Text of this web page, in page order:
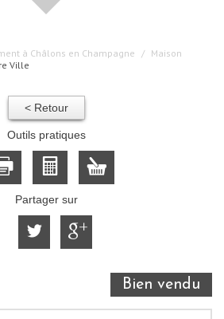
à Châlons en Champagne
Maison
Ville
< Retour
Outils pratiques
Partager sur
Bien vendu